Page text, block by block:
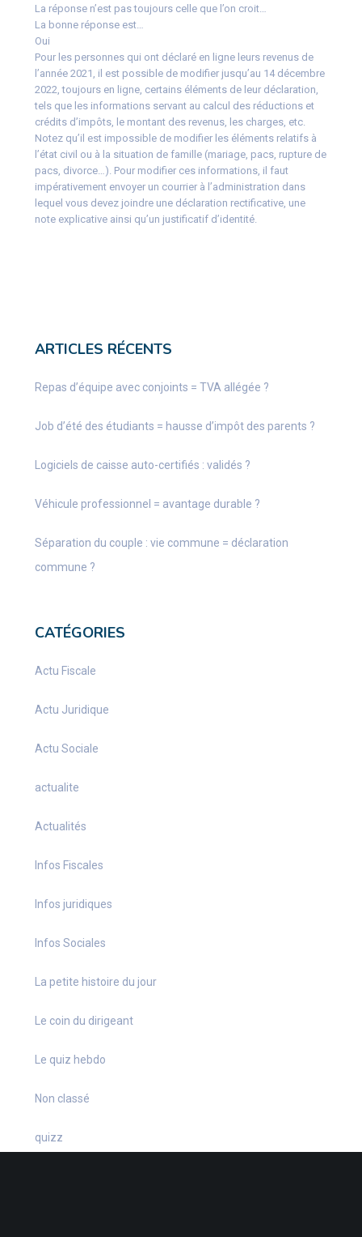
La réponse n’est pas toujours celle que l’on croit…
La bonne réponse est…
Oui
Pour les personnes qui ont déclaré en ligne leurs revenus de
l’année 2021, il est possible de modifier jusqu’au 14 décembre
2022, toujours en ligne, certains éléments de leur déclaration,
tels que les informations servant au calcul des réductions et
crédits d’impôts, le montant des revenus, les charges, etc.
Notez qu’il est impossible de modifier les éléments relatifs à
l’état civil ou à la situation de famille (mariage, pacs, rupture de
pacs, divorce…). Pour modifier ces informations, il faut
impérativement envoyer un courrier à l’administration dans
lequel vous devez joindre une déclaration rectificative, une
note explicative ainsi qu’un justificatif d’identité.
ARTICLES RÉCENTS
Repas d’équipe avec conjoints = TVA allégée ?
Job d’été des étudiants = hausse d’impôt des parents ?
Logiciels de caisse auto-certifiés : validés ?
Véhicule professionnel = avantage durable ?
Séparation du couple : vie commune = déclaration
commune ?
CATÉGORIES
Actu Fiscale
Actu Juridique
Actu Sociale
actualite
Actualités
Infos Fiscales
Infos juridiques
Infos Sociales
La petite histoire du jour
Le coin du dirigeant
Le quiz hebdo
Non classé
quizz